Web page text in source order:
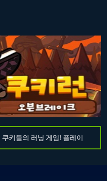
키들의 러닝 게임! 플레이